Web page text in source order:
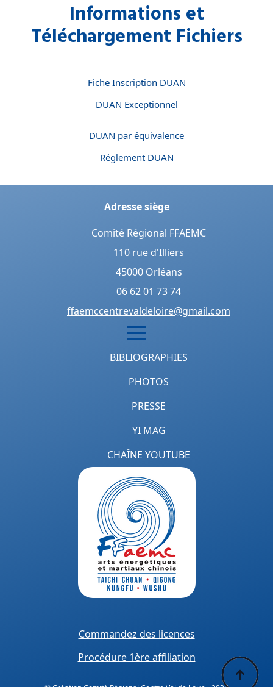
Informations et
Téléchargement Fichiers
Fiche Inscription DUAN
DUAN Exceptionnel
DUAN par équivalence
Réglement DUAN
Adresse siège
Comité Régional FFAEMC
110 rue d'Illiers
45000 Orléans
06 62 01 73 74
ffaemccentrevaldeloire@gmail.com
BIBLIOGRAPHIES
PHOTOS
PRESSE
YI MAG
CHAÎNE YOUTUBE
Commandez des licences
Procédure 1ère affiliation